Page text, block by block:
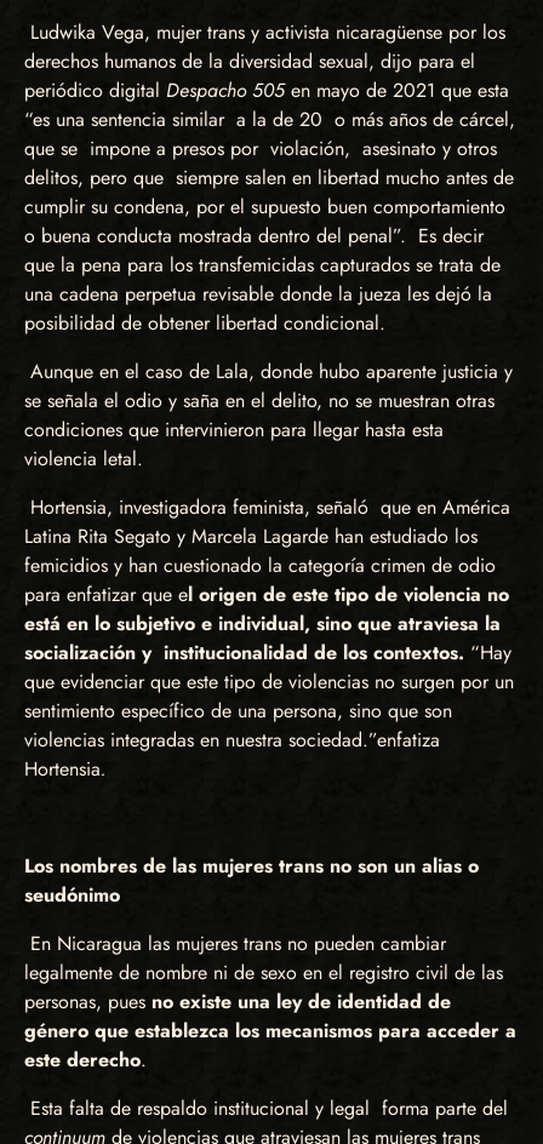
Ludwika Vega, mujer trans y activista nicaragüense por los
derechos humanos de la diversidad sexual, dijo para el
periódico digital Despacho 505en mayo de 2021 que esta
“es una sentencia similar a la de 20 o más años de cárcel,
que se impone a presos por violación, asesinato y otros
delitos, pero que siempre salen en libertad mucho antes de
cumplir su condena, por el supuesto buen comportamiento
o buena conducta mostrada dentro del penal”. Es decir
que la pena para los transfemicidas capturados se trata de
una cadena perpetua revisable donde la jueza les dejó la
posibilidad de obtener libertad condicional.
Aunque en el caso de Lala, donde hubo aparente justicia y
se señala el odio y saña en el delito, no se muestran otras
condiciones que intervinieron para llegar hasta esta
violencia letal.
Hortensia, investigadora feminista, señaló que en América
Latina Rita Segato y Marcela Lagarde han estudiado los
femicidios y han cuestionado la categoría crimen de odio
para enfatizar que el origen de este tipo de violencia no
está en lo subjetivo e individual, sino que atraviesa la
socialización y institucionalidad de los contextos. “Hay
que evidenciar que este tipo de violencias no surgen por un
sentimiento específico de una persona, sino que son
violencias integradas en nuestra sociedad.”enfatiza
Hortensia.
Los nombres de las mujeres trans no son un alias o
seudónimo
En Nicaragua las mujeres trans no pueden cambiar
legalmente de nombre ni de sexo en el registro civil de las
personas, pues no existe una ley de identidad de
género que establezca los mecanismos para acceder a
este derecho.
Esta falta de respaldo institucional y legal forma parte del
continuum de violencias que atraviesan las mujeres trans